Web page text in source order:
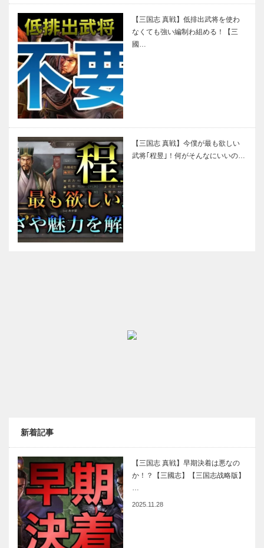
【三国志 真戦】低排出武将を使わ
なくても強い編制わ組める！【三
國…
【三国志 真戦】今僕が最も欲しい
武将｢程昱｣！何がそんなにいいの…
新着記事
【三国志 真戦】早期決着は悪なの
か！？【三國志】【三国志战略版】
…
2025.11.28